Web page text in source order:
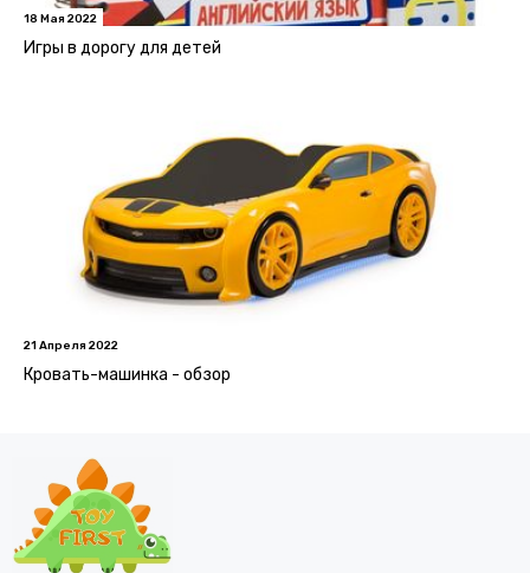
18 Мая 2022
Игры в дорогу для детей
21 Апреля 2022
Кровать-машинка - обзор